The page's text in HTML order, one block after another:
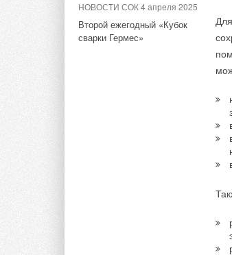
НОВОСТИ СОК 4 апреля 2025
Второй ежегодный «Кубок
сварки Гермес»
Комментарии
В этой теме еще нет комментариев
Добавить комментарий
с